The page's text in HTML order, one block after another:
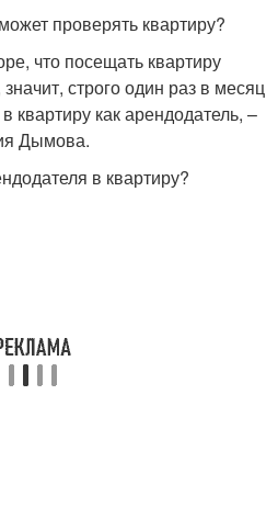
проверять квартиру?
что посещать квартиру
строго один раз в месяц
квартиру как арендодатель, –
Дымова.
в квартиру?